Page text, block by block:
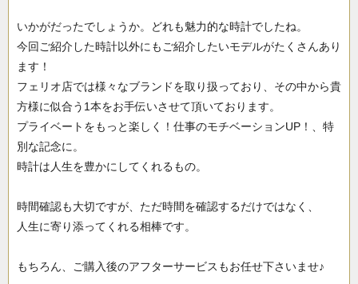
いかがだったでしょうか。どれも魅力的な時計でしたね。
今回ご紹介した時計以外にもご紹介したいモデルがたくさんあり
ます！
フェリオ店では様々なブランドを取り扱っており、その中から貴
方様に似合う1本をお手伝いさせて頂いております。
プライベートをもっと楽しく！仕事のモチベーションUP！、特
別な記念に。
時計は人生を豊かにしてくれるもの。
時間確認も大切ですが、ただ時間を確認するだけではなく、
人生に寄り添ってくれる相棒です。
もちろん、ご購入後のアフターサービスもお任せ下さいませ♪